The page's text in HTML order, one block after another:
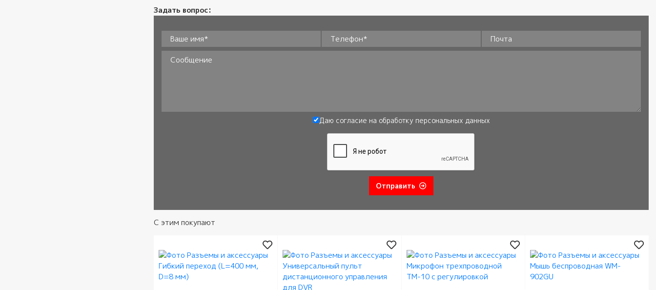
Задать вопрос:
Ваше имя** Телефон* Почта
Даю согласие на обработку персональных данных
Отправить
С этим покупают